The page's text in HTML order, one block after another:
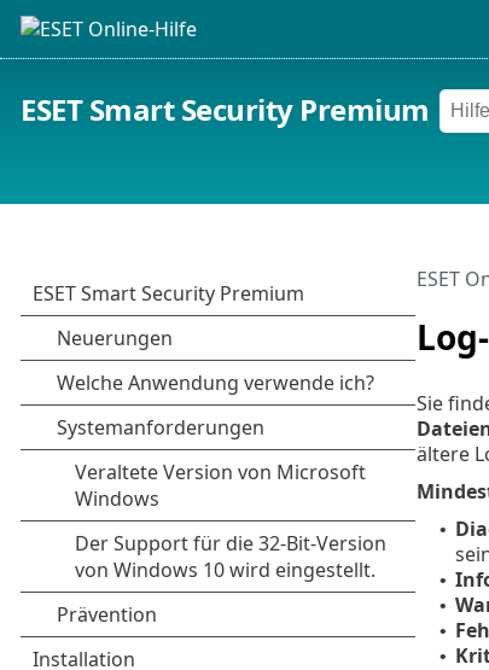
ESET Smart Security Premium
ESET
Sie
ältere
•
•
•
•
•